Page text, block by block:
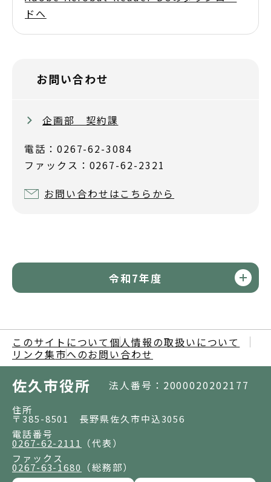
ドへ
お問い合わせ
企画部 契約課
電話：0267-62-3084
ファックス：0267-62-2321
お問い合わせはこちらから
令和7年度
このサイトについて 個人情報の取扱いについて
リンク集市へのお問い合わせ
佐久市役所 法人番号：2000020202177
住所
〒385-8501 長野県佐久市中込3056
電話番号
0267-62-2111
（代表）
ファックス
0267-63-1680 （総務部）